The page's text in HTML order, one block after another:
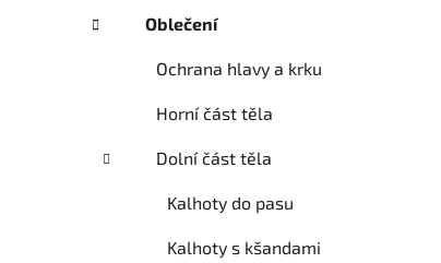
Oblečení
Ochrana hlavy a krku
Horní část těla
Dolní část těla
Kalhoty do pasu
Kalhoty s kšandami